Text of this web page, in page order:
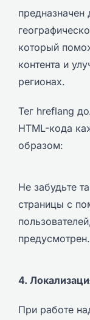
предназначен
который
контента и
регионах.
Тег hreflang
HTML-кода
образом:
Не забудьте
страницы с
4.
При работе